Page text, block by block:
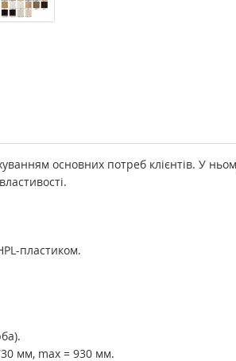
основних потреб клієнтів. У
пластиком.
мм, max = 930 мм.